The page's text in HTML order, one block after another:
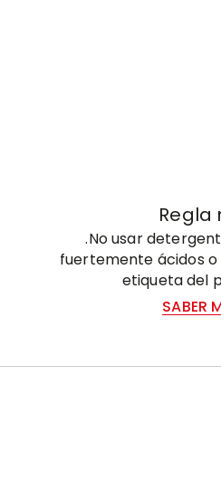
Regla
.No usar
fuertemente ácidos o
etiqueta del
SABER